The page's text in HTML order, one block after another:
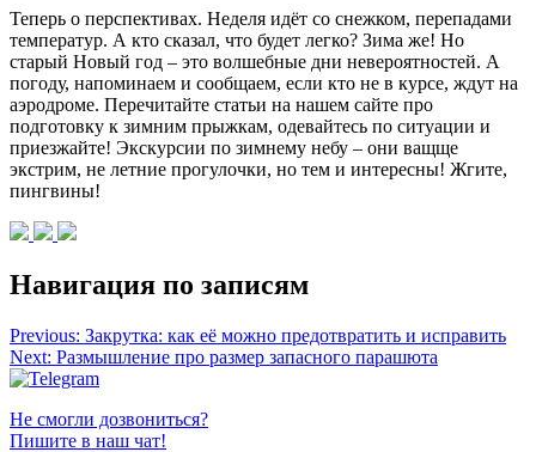
Теперь о перспективах. Неделя идёт со снежком, перепадами
температур. А кто сказал, что будет легко? Зима же! Но
старый Новый год – это волшебные дни невероятностей. А
погоду, напоминаем и сообщаем, если кто не в курсе, ждут на
аэродроме. Перечитайте статьи на нашем сайте про
подготовку к зимним прыжкам, одевайтесь по ситуации и
приезжайте! Экскурсии по зимнему небу – они ващще
экстрим, не летние прогулочки, но тем и интересны! Жгите,
пингвины!
Навигация по записям
Previous: Закрутка: как её можно предотвратить и исправить
Next: Размышление про размер запасного парашюта
Не смогли дозвониться?
Пишите в наш чат!